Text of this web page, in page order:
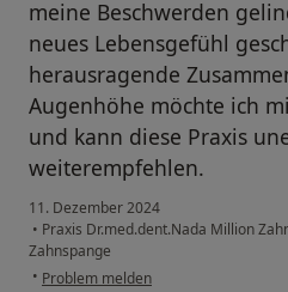
meine Beschwerden
neues Lebensgefühl
herausragende
Augenhöhe möchte ich
und kann diese Praxis
weiterempfehlen.
11. Dezember 2024
• Praxis Dr.med.dent.Nada Million
Zahnspange
• Problem melden